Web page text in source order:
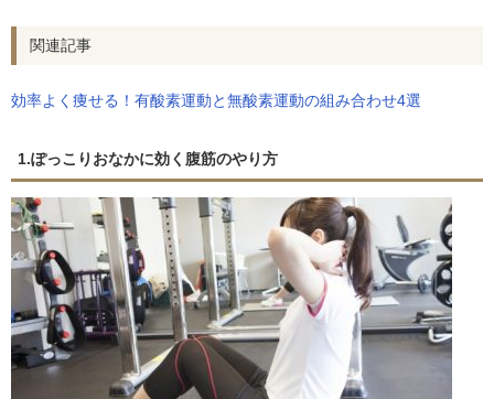
関連記事
効率よく痩せる！有酸素運動と無酸素運動の組み合わせ4選
1.ぽっこりおなかに効く腹筋のやり方